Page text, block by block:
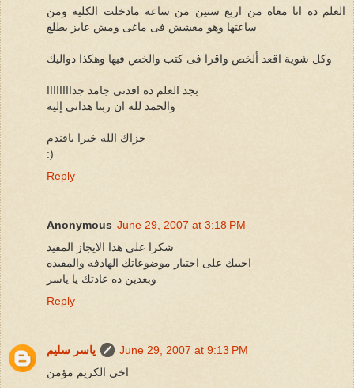
العلم ده انا معاه من اربع سنين من ساعة مادخلت الكلية ومن
ساعتها وهو معشش فى ماغى ومش عايز يطلع
وكل شوية اقعد ألخص واقرا فى كتب والخص فيها وهكذا دواليك
بجد العلم ده افدنى جامد جداااااااا
والحمد لله ان ربنا هدانى إليه
جزاك الله خيرا يافندم
:)
Reply
Anonymous June 29, 2007 at 3:18 PM
شكرا على هذا الايجاز المفيد
احييك على اختيار موضوعاتك الهادفه والمفيده
وبعدين ده عادتك يا ياسر
Reply
ياسر سليم
June 29, 2007 at 9:13 PM
اخى الكريم مؤمن